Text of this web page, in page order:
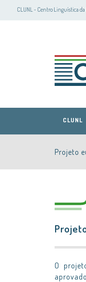
CLUNL - Centro Linguística da
CLUNL
CLUNL
Projeto
O